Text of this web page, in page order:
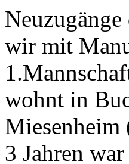
wir mit
wohnt in
Miesenheim
3 Jahren